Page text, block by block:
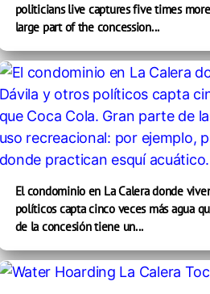
politicians live captures five times
large part of the concession...
El condominio en La Calera donde
políticos capta cinco veces más agua
de la concesión tiene un...